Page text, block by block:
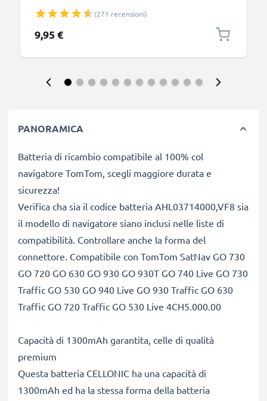
Caricabatteria potente e sicuro
(271 recensioni)
9,95 €
PANORAMICA
Batteria di ricambio compatibile al 100% col
navigatore TomTom, scegli maggiore durata e
sicurezza!
Verifica cha sia il codice batteria AHL03714000,VF8 sia
il modello di navigatore siano inclusi nelle liste di
compatibilità. Controllare anche la forma del
connettore. Compatibile con TomTom SatNav GO 730
GO 720 GO 630 GO 930 GO 930T GO 740 Live GO 730
Traffic GO 530 GO 940 Live GO 930 Traffic GO 630
Traffic GO 720 Traffic GO 530 Live 4CH5.000.00
Capacità di 1300mAh garantita, celle di qualità
premium
Questa batteria CELLONIC ha una capacità di
1300mAh ed ha la stessa forma della batteria